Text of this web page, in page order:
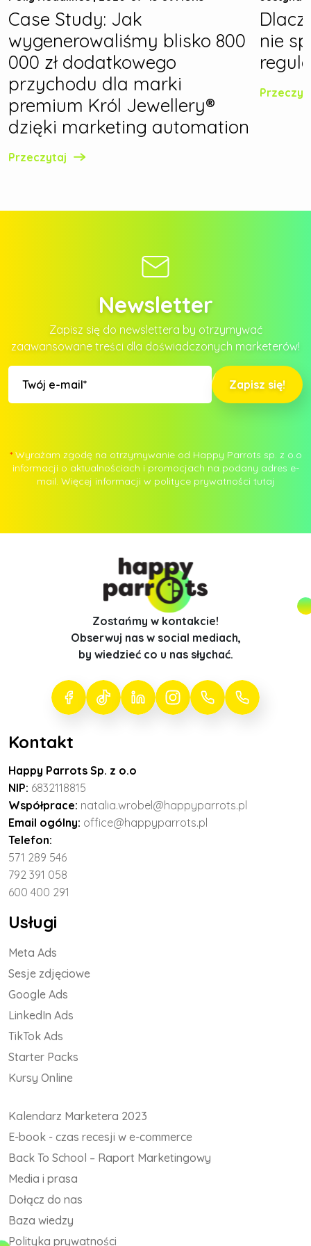
Case Study: Jak
wygenerowaliśmy blisko 800
000 zł dodatkowego
przychodu dla marki
premium Król Jewellery®
dzięki marketing automation
Przeczytaj
nie
Newsletter
Zapisz się do newslettera by otrzymywać
zaawansowane treści dla doświadczonych marketerów!
Zapisz się!
* Wyrażam zgodę na otrzymywanie od Happy Parrots sp. z o.o
informacji o aktualnościach i promocjach na podany adres e-
mail. Więcej informacji w polityce prywatności tutaj
Zostańmy w kontakcie!
Obserwuj nas w social mediach,
by wiedzieć co u nas słychać.
Kontakt
Happy Parrots Sp. z o.o
NIP: 6832118815
Współprace: natalia.wrobel@happyparrots.pl
Email ogólny: office@happyparrots.pl
Telefon:
571 289 546
792 391 058
600 400 291
Usługi
Meta Ads
Sesje zdjęciowe
Google Ads
LinkedIn Ads
TikTok Ads
Starter Packs
Kursy Online
Kalendarz Marketera 2023
E-book - czas recesji w e-commerce
Back To School – Raport Marketingowy
Media i prasa
Dołącz do nas
Baza wiedzy
Polityka prywatności